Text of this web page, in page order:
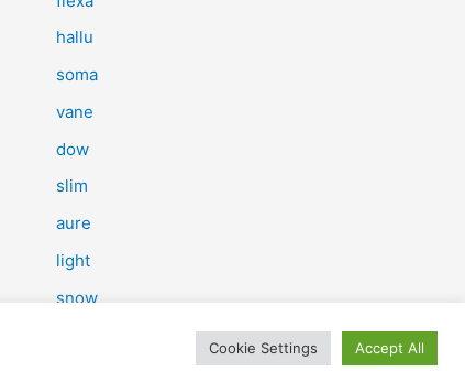
e
r
:
hallu
soma
vane
dow
slim
aure
light
snow
Cookie Settings Accept All